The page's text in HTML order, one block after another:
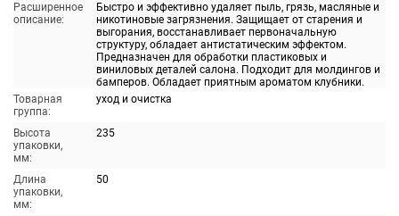
Расширенное
описание:
Быстро и эффективно удаляет пыль, грязь, масляные и
никотиновые загрязнения. Защищает от старения и
выгорания, восстанавливает первоначальную
структуру, обладает антистатическим эффектом.
Предназначен для обработки пластиковых и
виниловых деталей салона. Подходит для молдингов и
бамперов. Обладает приятным ароматом клубники.
Товарная
группа:
уход и очистка
Высота
упаковки,
мм:
235
Длина
упаковки,
мм:
50